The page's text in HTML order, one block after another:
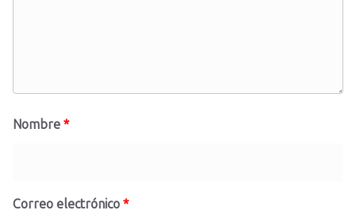
Nombre *
Correo electrónico *